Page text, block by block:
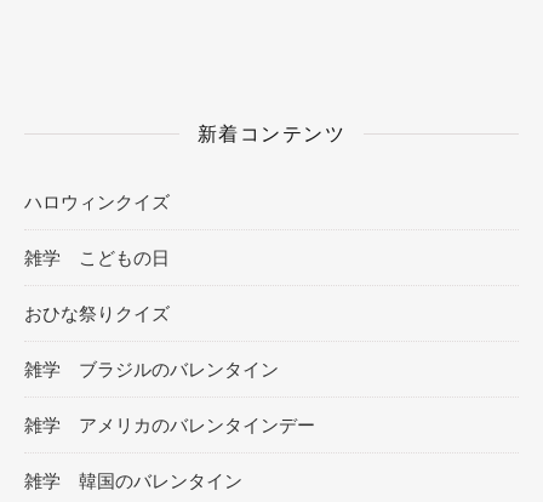
新着コンテンツ
ハロウィンクイズ
雑学 こどもの日
おひな祭りクイズ
雑学 ブラジルのバレンタイン
雑学 アメリカのバレンタインデー
雑学 韓国のバレンタイン